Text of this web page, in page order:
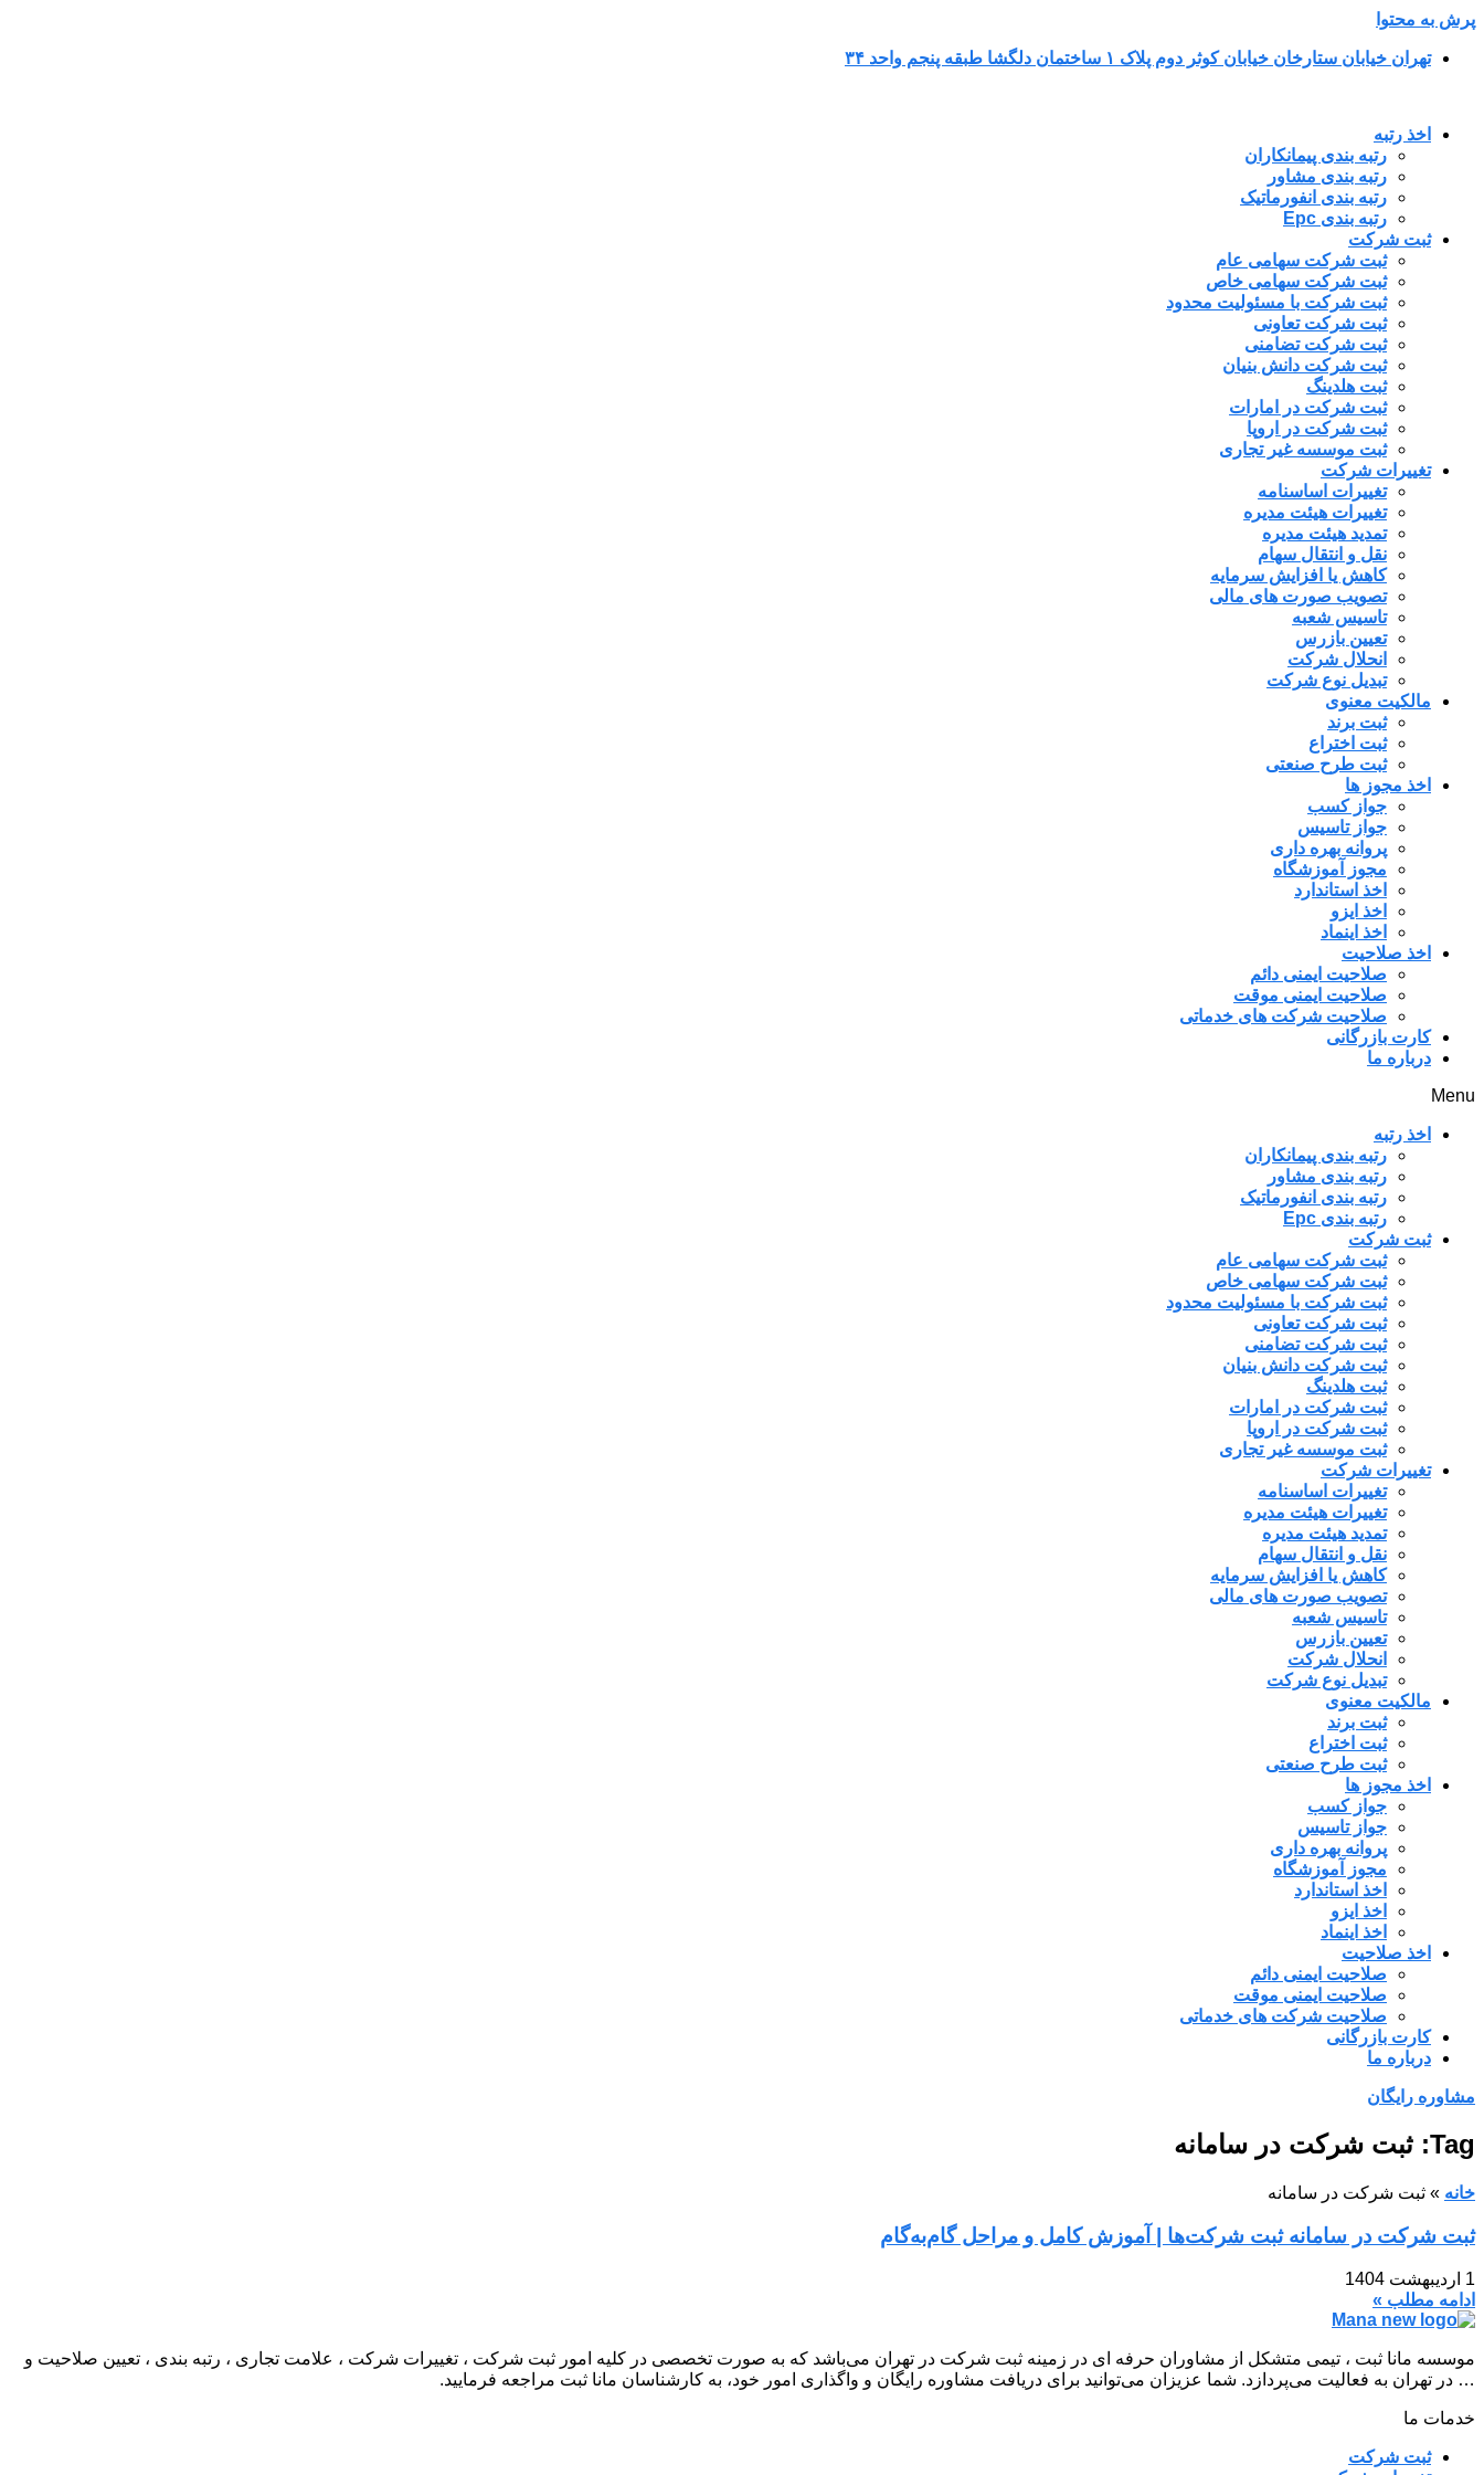
پرش به محتوا
تهران خیابان ستارخان خیابان کوثر دوم پلاک ۱ ساختمان دلگشا طبقه پنجم واحد ۳۴
اخذ رتبه
رتبه بندی پیمانکاران
رتبه بندی مشاور
رتبه بندی انفورماتیک
رتبه بندی Epc
ثبت شرکت
ثبت شرکت سهامی عام
ثبت شرکت سهامی خاص
ثبت شرکت با مسئولیت محدود
ثبت شرکت تعاونی
ثبت شرکت تضامنی
ثبت شرکت دانش بنیان
ثبت هلدینگ
ثبت شرکت در امارات
ثبت شرکت در اروپا
ثبت موسسه غیر تجاری
تغییرات شرکت
تغییرات اساسنامه
تغییرات هیئت مدیره
تمدید هیئت مدیره
نقل و انتقال سهام
کاهش یا افزایش سرمایه
تصویب صورت های مالی
تاسیس شعبه
تعیین بازرس
انحلال شرکت
تبدیل نوع شرکت
مالکیت معنوی
ثبت برند
ثبت اختراع
ثبت طرح صنعتی
اخذ مجوز ها
جواز کسب
جواز تاسیس
پروانه بهره داری
مجوز آموزشگاه
اخذ استاندارد
اخذ ایزو
اخذ اینماد
اخذ صلاحیت
صلاحیت ایمنی دائم
صلاحیت ایمنی موقت
صلاحیت شرکت های خدماتی
کارت بازرگانی
درباره ما
Menu
اخذ رتبه
رتبه بندی پیمانکاران
رتبه بندی مشاور
رتبه بندی انفورماتیک
رتبه بندی Epc
ثبت شرکت
ثبت شرکت سهامی عام
ثبت شرکت سهامی خاص
ثبت شرکت با مسئولیت محدود
ثبت شرکت تعاونی
ثبت شرکت تضامنی
ثبت شرکت دانش بنیان
ثبت هلدینگ
ثبت شرکت در امارات
ثبت شرکت در اروپا
ثبت موسسه غیر تجاری
تغییرات شرکت
تغییرات اساسنامه
تغییرات هیئت مدیره
تمدید هیئت مدیره
نقل و انتقال سهام
کاهش یا افزایش سرمایه
تصویب صورت های مالی
تاسیس شعبه
تعیین بازرس
انحلال شرکت
تبدیل نوع شرکت
مالکیت معنوی
ثبت برند
ثبت اختراع
ثبت طرح صنعتی
اخذ مجوز ها
جواز کسب
جواز تاسیس
پروانه بهره داری
مجوز آموزشگاه
اخذ استاندارد
اخذ ایزو
اخذ اینماد
اخذ صلاحیت
صلاحیت ایمنی دائم
صلاحیت ایمنی موقت
صلاحیت شرکت های خدماتی
کارت بازرگانی
درباره ما
مشاوره رایگان
Tag: ثبت شرکت در سامانه
خانه » ثبت شرکت در سامانه
ثبت شرکت در سامانه ثبت شرکت‌ها | آموزش کامل و مراحل گام‌به‌گام
1 اردیبهشت 1404
ادامه مطلب »
موسسه مانا ثبت ، تیمی متشکل از مشاوران حرفه ای در زمینه ثبت شرکت در تهران می‌باشد که به صورت تخصصی در کلیه امور ثبت شرکت ، تغییرات شرکت ، علامت تجاری ، رتبه بندی ، تعیین صلاحیت و
… در تهران به فعالیت می‌پردازد. شما عزیزان می‌توانید برای دریافت مشاوره رایگان و واگذاری امور خود، به کارشناسان مانا ثبت مراجعه فرمایید.
خدمات ما
ثبت شرکت